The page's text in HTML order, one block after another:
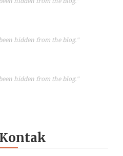
hidden from the blog."
hidden from the blog."